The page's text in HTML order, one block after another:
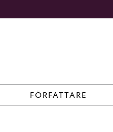
FÖRFATTARE